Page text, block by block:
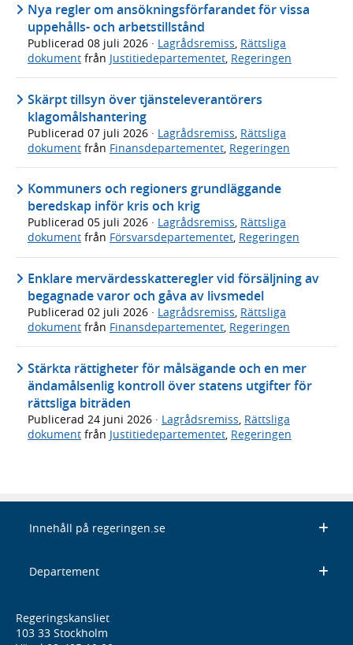
Nya regler om ansökningsförfarandet för vissa
uppehålls- och arbetstillstånd
Publicerad 08 juli 2026 · Lagrådsremiss, Rättsliga
dokument från Justitiedepartementet, Regeringen
Skärpt tillsyn över tjänsteleverantörers
klagomålshantering
Publicerad 07 juli 2026 · Lagrådsremiss, Rättsliga
dokument från Finansdepartementet, Regeringen
Kommuners och regioners grundläggande
beredskap inför kris och krig
Publicerad 05 juli 2026 · Lagrådsremiss, Rättsliga
dokument från Försvarsdepartementet, Regeringen
Enklare mervärdesskatteregler vid försäljning av
begagnade varor och gåva av livsmedel
Publicerad 02 juli 2026 · Lagrådsremiss, Rättsliga
dokument från Finansdepartementet, Regeringen
Stärkta rättigheter för målsägande och en mer
ändamålsenlig kontroll över statens utgifter för
rättsliga biträden
Publicerad 24 juni 2026 · Lagrådsremiss Rättsliga
dokument från Justitiedepartementet Regeringen
Innehåll på regeringen.se
Departement
Regeringskansliet
103 33 Stockholm